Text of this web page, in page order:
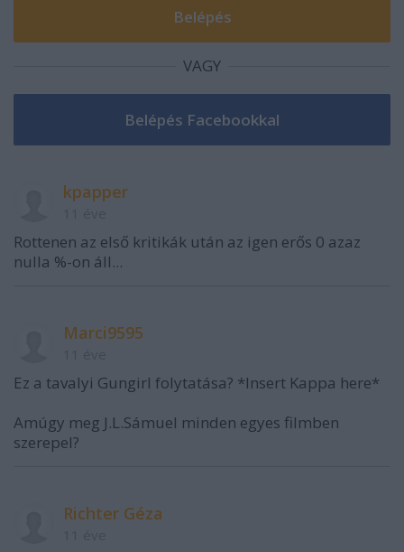
VAGY
kpapper
Rottenen az első kritikák után az igen erős 0 azaz
nulla %-on áll...
Marci9595
Ez a tavalyi Gungirl folytatása? *Insert Kappa here*
Amúgy meg J.L.Sámuel minden egyes filmben
szerepel?
Richter Géza